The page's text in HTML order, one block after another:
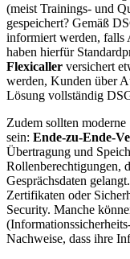
(meist Trainings- und
gespeichert? Gemäß
informiert werden, falls
haben hierfür
Flexicaller versichert
werden, Kunden über
Lösung vollständig
Zudem sollten moderne
sein: Ende-zu-Ende-
Übertragung und
Rollenberechtigungen,
Gesprächsdaten
Zertifikaten oder
Security. Manche
Nachweise, dass ihre